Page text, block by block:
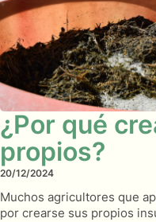
¿Por qué
propios?
20/12/2024
Muchos agricultores que
por crearse sus propios